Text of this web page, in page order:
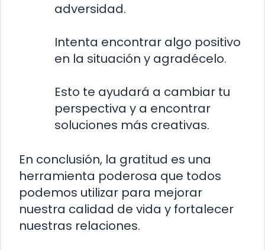
adversidad.
Intenta encontrar algo positivo
en la situación y agradécelo.
Esto te ayudará a cambiar tu
perspectiva y a encontrar
soluciones más creativas.
En conclusión, la gratitud es una
herramienta poderosa que todos
podemos utilizar para mejorar
nuestra calidad de vida y fortalecer
nuestras relaciones.